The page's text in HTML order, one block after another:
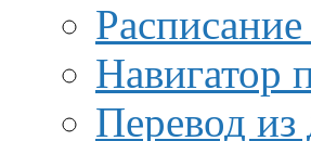
Навигатор
Перевод из